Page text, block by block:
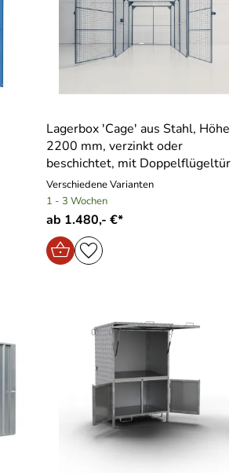
Lagerbox ′Cage′ aus Stahl, Höhe
2200 mm, verzinkt oder
beschichtet, mit Doppelflügeltür
Verschiedene Varianten
1 - 3 Wochen
ab 1.480,- €*